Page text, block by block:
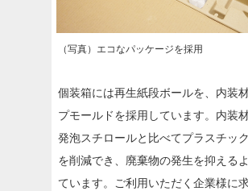
（写真）エコなパッケージを採用
個装箱には再生紙段ボールを、内装
プモールドを採用しています。内装
発泡スチロールと比べてプラスチッ
を削減でき、廃棄物の発生を抑える
ています。ご利用いただく企業様に